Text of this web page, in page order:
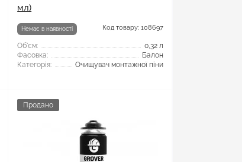
мл)
Немає в наявності Код товару: 108697
Об'єм:
0,32 л
Фасовка:
Балон
Категорія:
Очищувач монтажної піни
Продано